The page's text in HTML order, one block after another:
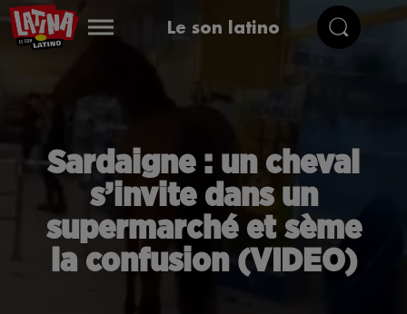
Le son latino
Sardaigne : un cheval
s’invite dans un
supermarché et sème
la confusion (VIDEO)